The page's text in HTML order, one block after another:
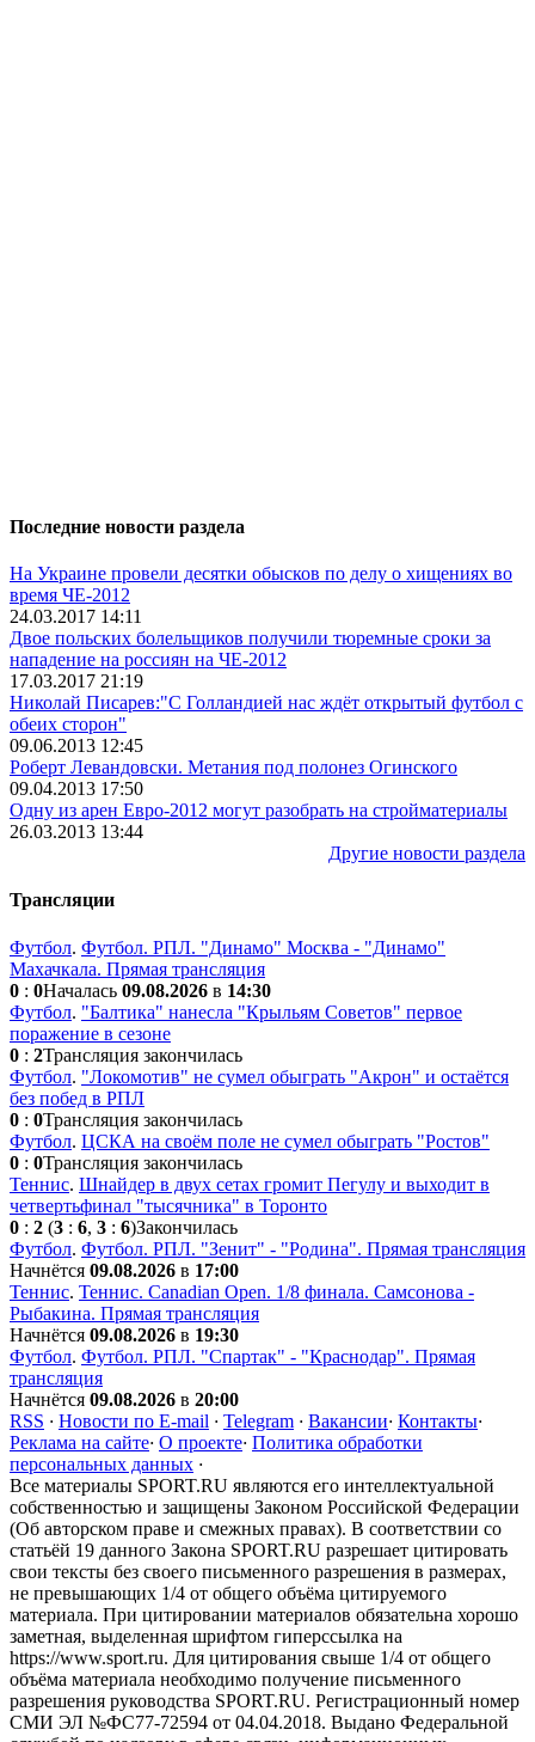
Последние новости раздела
На Украине провели десятки обысков по делу о хищениях во
время ЧЕ-2012
24.03.2017 14:11
Двое польских болельщиков получили тюремные сроки за
нападение на россиян на ЧЕ-2012
17.03.2017 21:19
Николай Писарев:"С Голландией нас ждёт открытый футбол с
обеих сторон"
09.06.2013 12:45
Роберт Левандовски. Метания под полонез Огинского
09.04.2013 17:50
Одну из арен Евро-2012 могут разобрать на стройматериалы
26.03.2013 13:44
Другие новости раздела
Трансляции
Футбол. Футбол. РПЛ. "Динамо" Москва - "Динамо"
Махачкала. Прямая трансляция
0 : 0Началась 09.08.2026 в 14:30
Футбол. "Балтика" нанесла "Крыльям Советов" первое
поражение в сезоне
0 : 2Трансляция закончилась
Футбол. "Локомотив" не сумел обыграть "Акрон" и остаётся
без побед в РПЛ
0 : 0Трансляция закончилась
Футбол. ЦСКА на своём поле не сумел обыграть "Ростов"
0 : 0Трансляция закончилась
Теннис. Шнайдер в двух сетах громит Пегулу и выходит в
четвертьфинал "тысячника" в Торонто
0 : 2 (3 : 6, 3 : 6)Закончилась
Футбол. Футбол. РПЛ. "Зенит" - "Родина". Прямая трансляция
Начнётся 09.08.2026 в 17:00
Теннис. Теннис. Сanadian Open. 1/8 финала. Самсонова -
Рыбакина. Прямая трансляция
Начнётся 09.08.2026 в 19:30
Футбол. Футбол. РПЛ. "Спартак" - "Краснодар". Прямая
трансляция
Начнётся 09.08.2026 в 20:00
RSS · Новости по E-mail · Telegram · Вакансии· Контакты·
Реклама на сайте· О проекте· Политика обработки
персональных данных ·
Все материалы SPORT.RU являются его интеллектуальной
собственностью и защищены Законом Российской Федерации
(Об авторском праве и смежных правах). В соответствии со
статьёй 19 данного Закона SPORT.RU разрешает цитировать
свои тексты без своего письменного разрешения в размерах,
не превышающих 1/4 от общего объёма цитируемого
материала. При цитировании материалов обязательна хорошо
заметная, выделенная шрифтом гиперссылка на
https://www.sport.ru. Для цитирования свыше 1/4 от общего
объёма материала необходимо получение письменного
разрешения руководства SPORT.RU. Регистрационный номер
СМИ ЭЛ №ФС77-72594 от 04.04.2018. Выдано Федеральной